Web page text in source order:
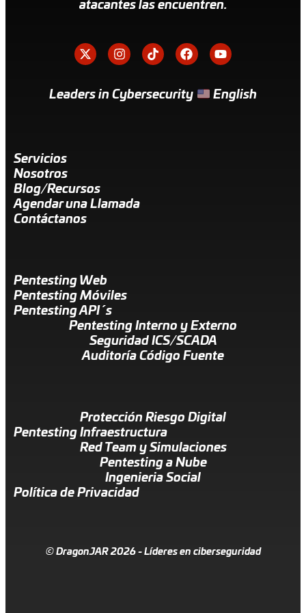
atacantes las encuentren.
Leaders in Cybersecurity English
Servicios
Nosotros
Blog/Recursos
Agendar una Llamada
Contáctanos
Pentesting Web
Pentesting Móviles
Pentesting API´s
Pentesting Interno y Externo
Seguridad ICS/SCADA
Auditoría Código Fuente
Protección Riesgo Digital
Pentesting Infraestructura
Red Team y Simulaciones
Pentesting a Nube
Ingenieria Social
Política de Privacidad
© DragonJAR 2026 - Líderes en ciberseguridad